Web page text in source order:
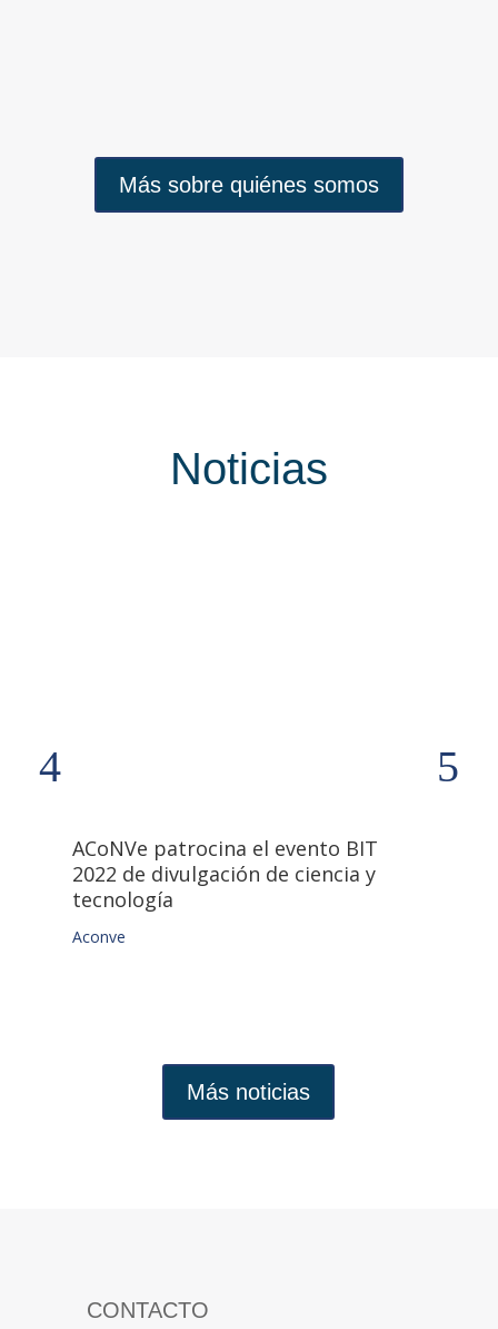
Más sobre quiénes somos
Noticias
ACoNVe patrocina el evento BIT
2022 de divulgación de ciencia y
tecnología
Aconve
Más noticias
CONTACTO